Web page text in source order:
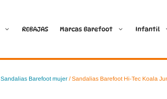
REBAJAS Marcas Barefoot
Batilas
Infantil
Sandalias Barefoot mujer / Sandalias Barefoot Hi-Tec Koala